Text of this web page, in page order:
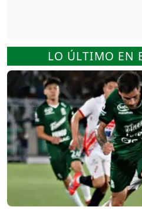
LO ÚLTIMO EN